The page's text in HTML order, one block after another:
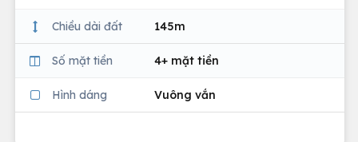
Chiều dài đất 145m
Số mặt tiền 4+ mặt tiền
Hình dáng Vuông vắn